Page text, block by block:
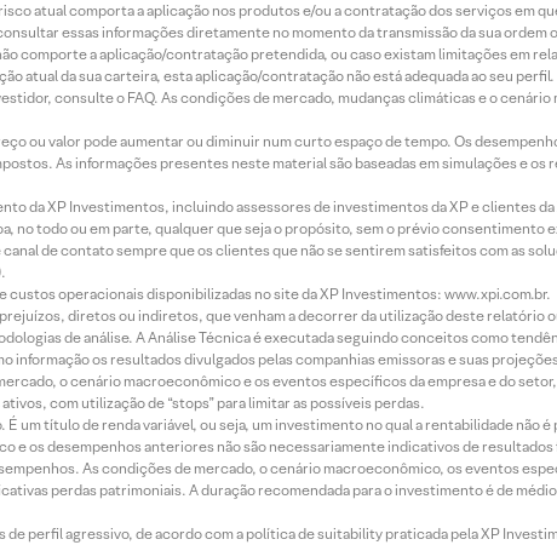
atual comporta a aplicação nos produtos e/ou a contratação dos serviços em
essas informações diretamente no momento da transmissão da sua ordem
comporte a aplicação/contratação pretendida, ou caso existam limitações em
atual da sua carteira, esta aplicação/contratação não está adequada ao seu
consulte o FAQ. As condições de mercado, mudanças climáticas e o
ou valor pode aumentar ou diminuir num curto espaço de tempo. Os
As informações presentes neste material são baseadas em simulações e os
da XP Investimentos, incluindo assessores de investimentos da XP e clientes
no todo ou em parte, qualquer que seja o propósito, sem o prévio consentimento
de contato sempre que os clientes que não se sentirem satisfeitos com as
operacionais disponibilizadas no site da XP Investimentos: www.xpi.com.br.
diretos ou indiretos, que venham a decorrer da utilização deste relatório
de análise. A Análise Técnica é executada seguindo conceitos como
os resultados divulgados pelas companhias emissoras e suas
o cenário macroeconômico e os eventos específicos da empresa e do
com utilização de “stops” para limitar as possíveis perdas.
um título de renda variável, ou seja, um investimento no qual a rentabilidade não
e os desempenhos anteriores não são necessariamente indicativos de
As condições de mercado, o cenário macroeconômico, os eventos
perdas patrimoniais. A duração recomendada para o investimento é de
perfil agressivo, de acordo com a política de suitability praticada pela XP